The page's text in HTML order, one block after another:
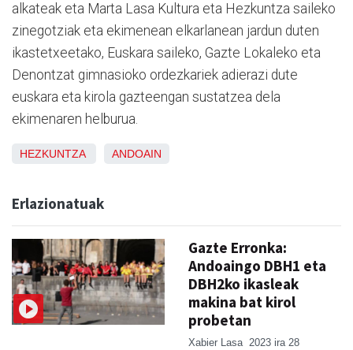
alkateak eta Marta Lasa Kultura eta Hezkuntza saileko
zinegotziak eta ekimenean elkarlanean jardun duten
ikastetxeetako, Euskara saileko, Gazte Lokaleko eta
Denontzat gimnasioko ordezkariek adierazi dute
euskara eta kirola gazteengan sustatzea dela
ekimenaren helburua.
HEZKUNTZA ANDOAIN
Erlazionatuak
Gazte Erronka:
Andoaingo DBH1 eta
DBH2ko ikasleak
makina bat kirol
probetan
Xabier Lasa 2023 ira 28